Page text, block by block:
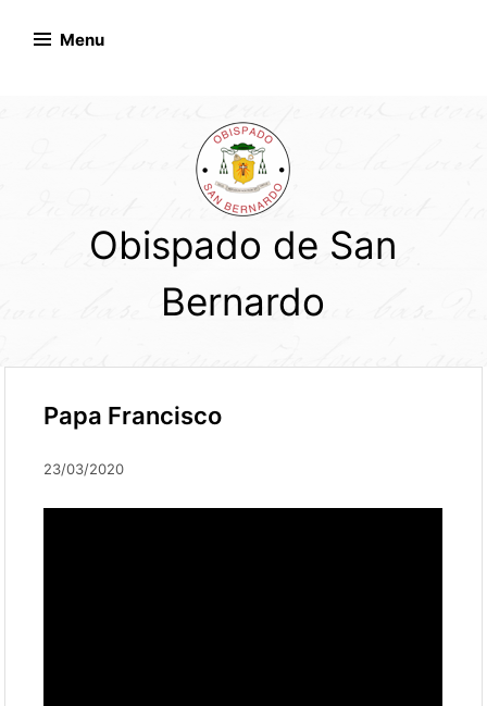
Menu
Obispado de San
Bernardo
Papa Francisco
23/03/2020